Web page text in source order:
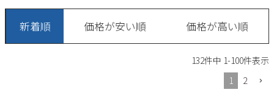
すべての商品
新着順 価格が安い順 価格が高い順
132件中 1-100件表示
1
2